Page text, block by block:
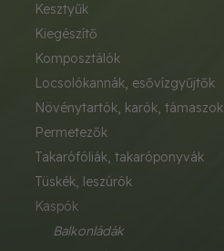
kesztyűk
kiegészítő
komposztálók
locsolókannák, esővízgyűjtők
növénytartók, karók, támaszok
permetezők
takarófóliák, takaróponyvák
tüskék, leszúrók
kaspók
balkonládák